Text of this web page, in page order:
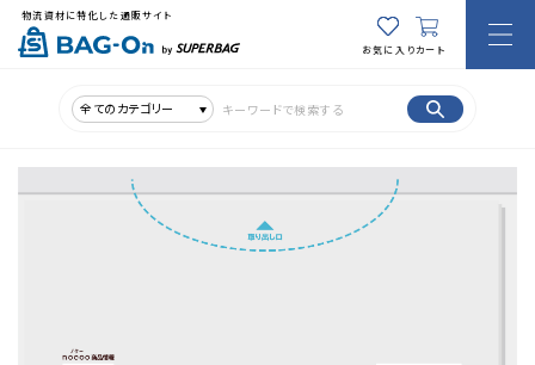
物流資材に特化した通販サイト
お気に入りカート
全てのカテゴリー